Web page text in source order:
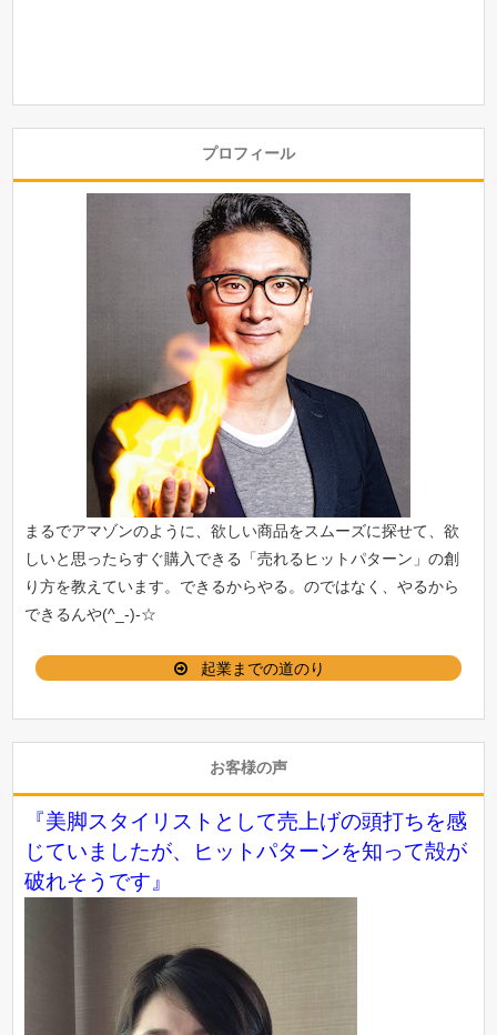
プロフィール
まるでアマゾンのように、欲しい商品をスムーズに探せて、欲
しいと思ったらすぐ購入できる「売れるヒットパターン 」の創
り方を教えています。できるからやる。のではなく、やるから
できるんや(^_-)-☆
起業までの道のり
お客様の声
『美脚スタイリストとして売上げの頭打ちを感
じていましたが、ヒットパターンを知って殻が
破れそうです』